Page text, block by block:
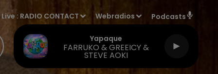
Live : RADIO CONTACT Webradios Podcasts
Yapaque
FARRUKO & GREEICY &
STEVE AOKI